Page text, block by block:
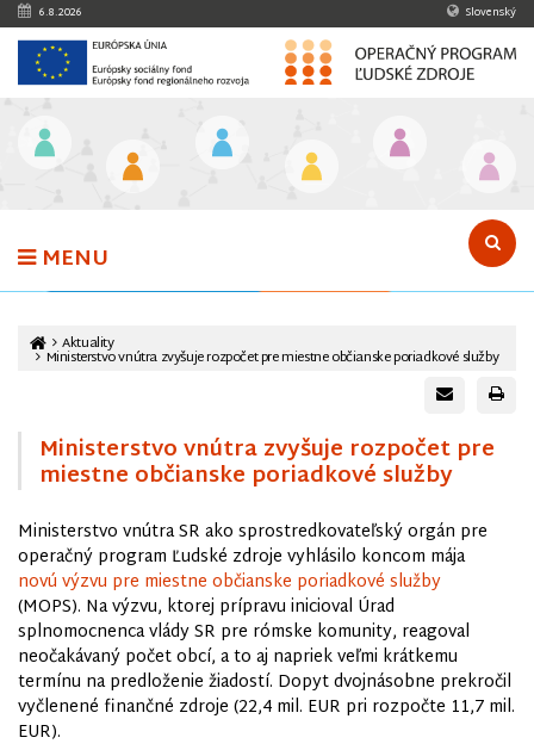
Preskočiť na obsah
6.8.2026 Slovenský
MENU
Aktuality
Ministerstvo vnútra zvyšuje rozpočet pre miestne občianske poriadkové služby
Ministerstvo vnútra zvyšuje rozpočet pre
miestne občianske poriadkové služby
Ministerstvo vnútra SR ako sprostredkovateľský orgán pre
operačný program Ľudské zdroje vyhlásilo koncom mája
novú výzvu pre miestne občianske poriadkové služby
(MOPS). Na výzvu, ktorej prípravu inicioval Úrad
splnomocnenca vlády SR pre rómske komunity, reagoval
neočakávaný počet obcí, a to aj napriek veľmi krátkemu
termínu na predloženie žiadostí. Dopyt dvojnásobne prekročil
vyčlenené finančné zdroje (22,4 mil. EUR pri rozpočte 11,7 mil.
EUR).